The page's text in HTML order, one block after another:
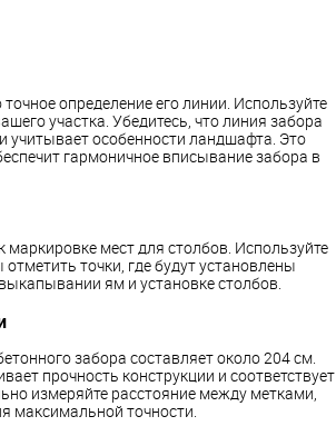
определение его линии. Используйте
участка. Убедитесь, что линия забора
учитывает особенности ландшафта. Это
гармоничное вписывание забора в
мест для столбов. Используйте
точки, где будут установлены
ям и установке столбов.
забора составляет около 204 см.
прочность конструкции и соответствует
измеряйте расстояние между метками,
максимальной точности.